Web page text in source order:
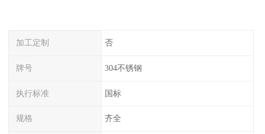
加工定制 否
牌号 304不锈钢
执行标准 国标
规格 齐全